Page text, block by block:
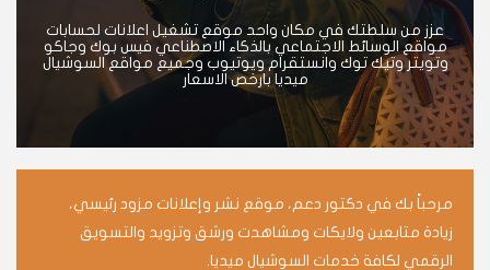
عزز من سلطتك في مكان واحد موقع تشغيل اعلانات لحسابات
مواقع الوسائط الاجتماعي بالذكاء الاصطناعي فيس بوك وجاكو
وتويتر وتيك توك وانستقرام ويوتيوب وجميع مواقع السوشيال
ميديا بارخص الاسعار
مرحباً بك في دكتور دعم، موقع نشر وإعلانات مزود رئيسي،
زيادة متابعين ولايكات ومشاهدت ورشق وتزويد والتسويق
الرقمي لكافة خدمات السوشيال ميديا.